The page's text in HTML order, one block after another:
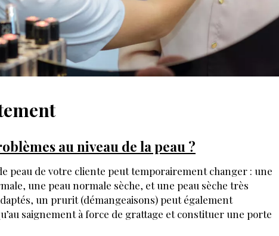
au niveau de la peau ?
peau de votre cliente peut temporairement changer : une
une peau normale sèche, et une peau sèche très
un prurit (démangeaisons) peut également
saignement à force de grattage et constituer une porte